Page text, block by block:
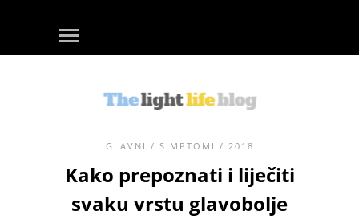
GLAVNI / SIMPTOMI / 2018
Kako prepoznati i liječiti
svaku vrstu glavobolje